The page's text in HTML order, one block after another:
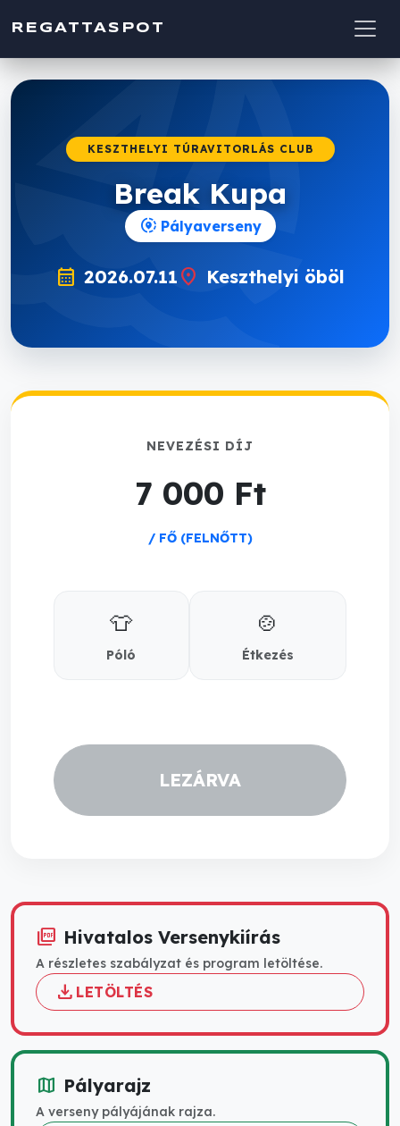
REGATTASPOT
KESZTHELYI TÚRAVITORLÁS CLUB
Break Kupa
share_location Pályaverseny
calendar_month 2026.07.11 location_on Keszthelyi öböl
picture_as_pdf Hivatalos Versenykiírás
A részletes szabályzat és program letöltése.
download LETÖLTÉS
map Pályarajz
A verseny pályájának rajza.
NEVEZÉSI DÍJ
7 000 Ft
/ FŐ (FELNŐTT)
👕
Póló
🍲
Étkezés
LEZÁRVA